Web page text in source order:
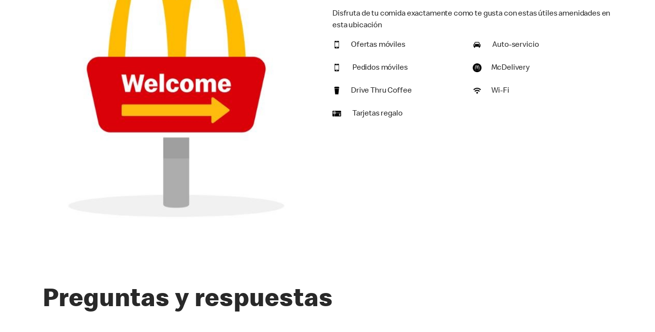
Disfruta de tu comida exactamente como te gusta con estas útiles amenidades en
esta ubicación
Ofertas móviles Auto-servicio
Pedidos móviles McDelivery
Drive Thru Coffee Wi-Fi
Tarjetas regalo
Preguntas y respuestas